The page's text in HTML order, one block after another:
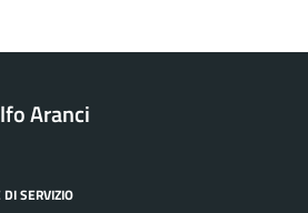
Aranci
DI SERVIZIO